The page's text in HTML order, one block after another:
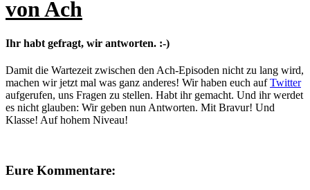
von Ach
Ihr habt gefragt, wir antworten. :-)
Damit die Wartezeit zwischen den Ach-Episoden nicht zu lang wird,
machen wir jetzt mal was ganz anderes! Wir haben euch aufTwitter
aufgerufen, uns Fragen zu stellen. Habt ihr gemacht. Und ihr werdet
es nicht glauben: Wir geben nun Antworten. Mit Bravur! Und
Klasse! Auf hohem Niveau!
Eure Kommentare: